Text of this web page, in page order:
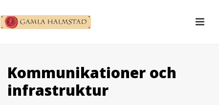
Kommunikationer och
infrastruktur